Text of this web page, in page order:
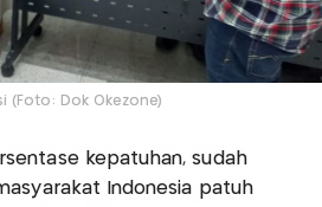
(Foto: Dok Okezone)
kepatuhan, sudah
Indonesia patuh